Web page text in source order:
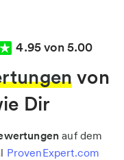
4.95 von 5.00
von
Dir
auf dem
ProvenExpert.com